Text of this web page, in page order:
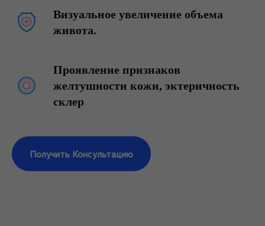
Визуальное увеличение объема
живота.
Проявление признаков
желтушности кожи, эктеричность
склер
Получить Консультацию